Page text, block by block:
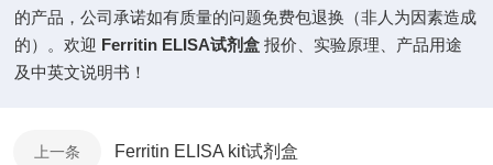
的产品，公司承诺如有质量的问题免费包退换（非人为因素造成
的）。欢迎 Ferritin ELISA试剂盒报价、实验原理、产品用途
及中英文说明书！
上一条 Ferritin ELISA kit试剂盒